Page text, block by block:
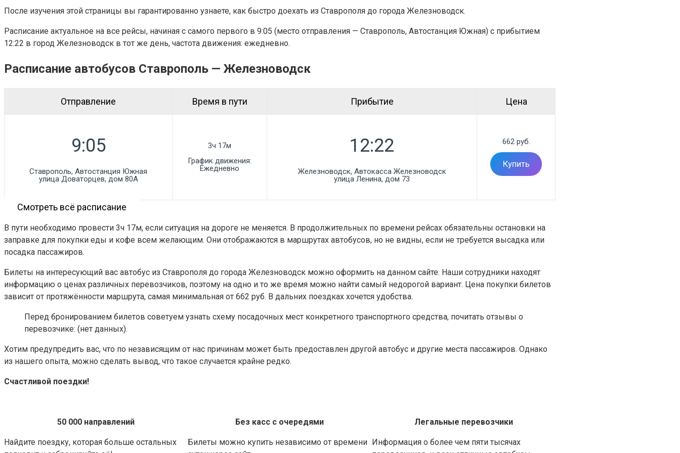
После изучения этой страницы вы гарантированно узнаете, как быстро доехать из Ставрополя до города Железноводск.
Расписание актуальное на все рейсы, начиная с самого первого в 9:05 (место отправления — Ставрополь, Автостанция Южная) с прибытием
12:22 в город Железноводск в тот же день, частота движения: ежедневно.
Расписание автобусов Ставрополь — Железноводск
Отправление Время в пути Прибытие Цена
9:05
Ставрополь, Автостанция Южная
улица Доваторцев, дом 80А
3ч 17м
График движения:
Ежедневно
Железноводск, Автокасса Железноводск
улица Ленина, дом 73
662 руб.
Купить
Смотреть всё расписание
В пути необходимо провести 3ч 17м, если ситуация на дороге не меняется. В продолжительных по времени рейсах обязательны остановки на
заправке для покупки еды и кофе всем желающим. Они отображаются в маршрутах автобусов, но не видны, если не требуется высадка или
посадка пассажиров.
Билеты на интересующий вас автобус из Ставрополя до города Железноводск можно оформить на данном сайте. Наши сотрудники находят
информацию о ценах различных перевозчиков, поэтому на одно и то же время можно найти самый недорогой вариант. Цена покупки билетов
зависит от протяжённости маршрута, самая минимальная от 662 руб. В дальних поездках хочется удобства.
Перед бронированием билетов советуем узнать схему посадочных мест конкретного транспортного средства, почитать отзывы о
перевозчике: (нет данных).
Хотим предупредить вас, что по независящим от нас причинам может быть предоставлен другой автобус и другие места пассажиров. Однако
из нашего опыта, можно сделать вывод, что такое случается крайне редко.
Счастливой поездки!
50 000 направлений
Найдите поездку, которая больше остальных
Без касс с очередями
Билеты можно купить независимо от времени
Легальные перевозчики
Информация о более чем пяти тысячах